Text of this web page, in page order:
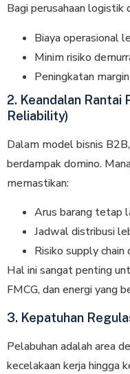
Bagi perusahaan logistik
Biaya operasional
Minim risiko
Peningkatan
2. Keandalan Rantai
Reliability)
Dalam model bisnis
berdampak domino.
memastikan:
Arus barang tetap
Jadwal distribusi
Risiko supply
Hal ini sangat penting
FMCG, dan energi yang
3. Kepatuhan
Pelabuhan adalah area
kecelakaan kerja hingga